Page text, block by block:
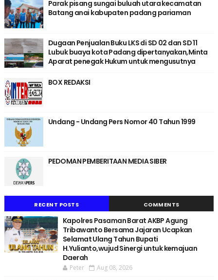
Parak pisang sungai buluah utara kecamatan
Batang anai kabupaten padang pariaman
Dugaan Penjualan Buku LKS di SD 02 dan SD 11
Lubuk buaya kota Padang dipertanyakan,Minta
Aparat penegak Hukum untuk mengusutnya
BOX REDAKSI
Undang - Undang Pers Nomor 40 Tahun 1999
PEDOMAN PEMBERITAAN MEDIA SIBER
RECENT POSTS COMMENTS
Kapolres Pasaman Barat AKBP Agung
Tribawanto Bersama Jajaran Ucapkan
Selamat Ulang Tahun Bupati
H.Yulianto,wujud Sinergi untuk kemajuan
Daerah
Peter Aug 08, 2026